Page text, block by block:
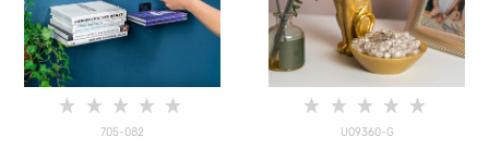
705-082 U09360-G